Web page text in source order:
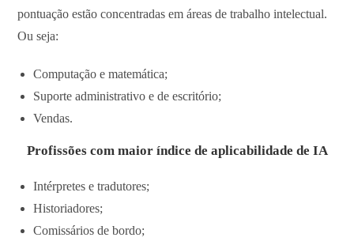
pontuação estão concentradas em áreas de trabalho intelectual.
Ou seja:
Computação e matemática;
Suporte administrativo e de escritório;
Vendas.
Profissões com maior índice de aplicabilidade de IA
Intérpretes e tradutores;
Historiadores;
Comissários de bordo;